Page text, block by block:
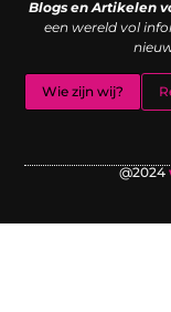
Blogs en Artikelen
een wereld vol
Wie zijn wij?
@2024